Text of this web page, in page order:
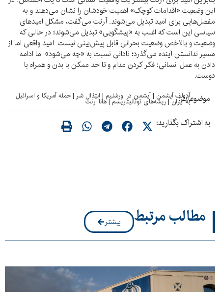
این وضعیت «اقدامات کوچک» اهمیت خودشان را نشان می‌دهند و به
مفصل‌هایی برای امید تبدیل می‌شوند. آرنت می‌گفت، مشکل امیدهای
سیاسی این است که اغلب به «پیشگویی» تبدیل می‌شوند؛ در حالی که
وضعیت و بالاخص وضعیت بحرانی قابل پیش‌بینی نیست. امید واقعی اما از
مسیر ندانستن آینده می‌گذرد؛ نادانی نسبت به «چه می‌شود» اما ادامه
دادن به عمل انسانی: فکر کردن مدام و تا حد ممکن با بدن و همراه با
دوست.
موضوعات:آدولف آیشمن |آیشمن در اورشلیم | ابتذال شر |حمله آمریکا و اسرائیل
به ایران|ریشه‌های توتالیتاریسم|هانا آرنت
به اشتراک بگذارید:
مطالب مرتبط بیشتر